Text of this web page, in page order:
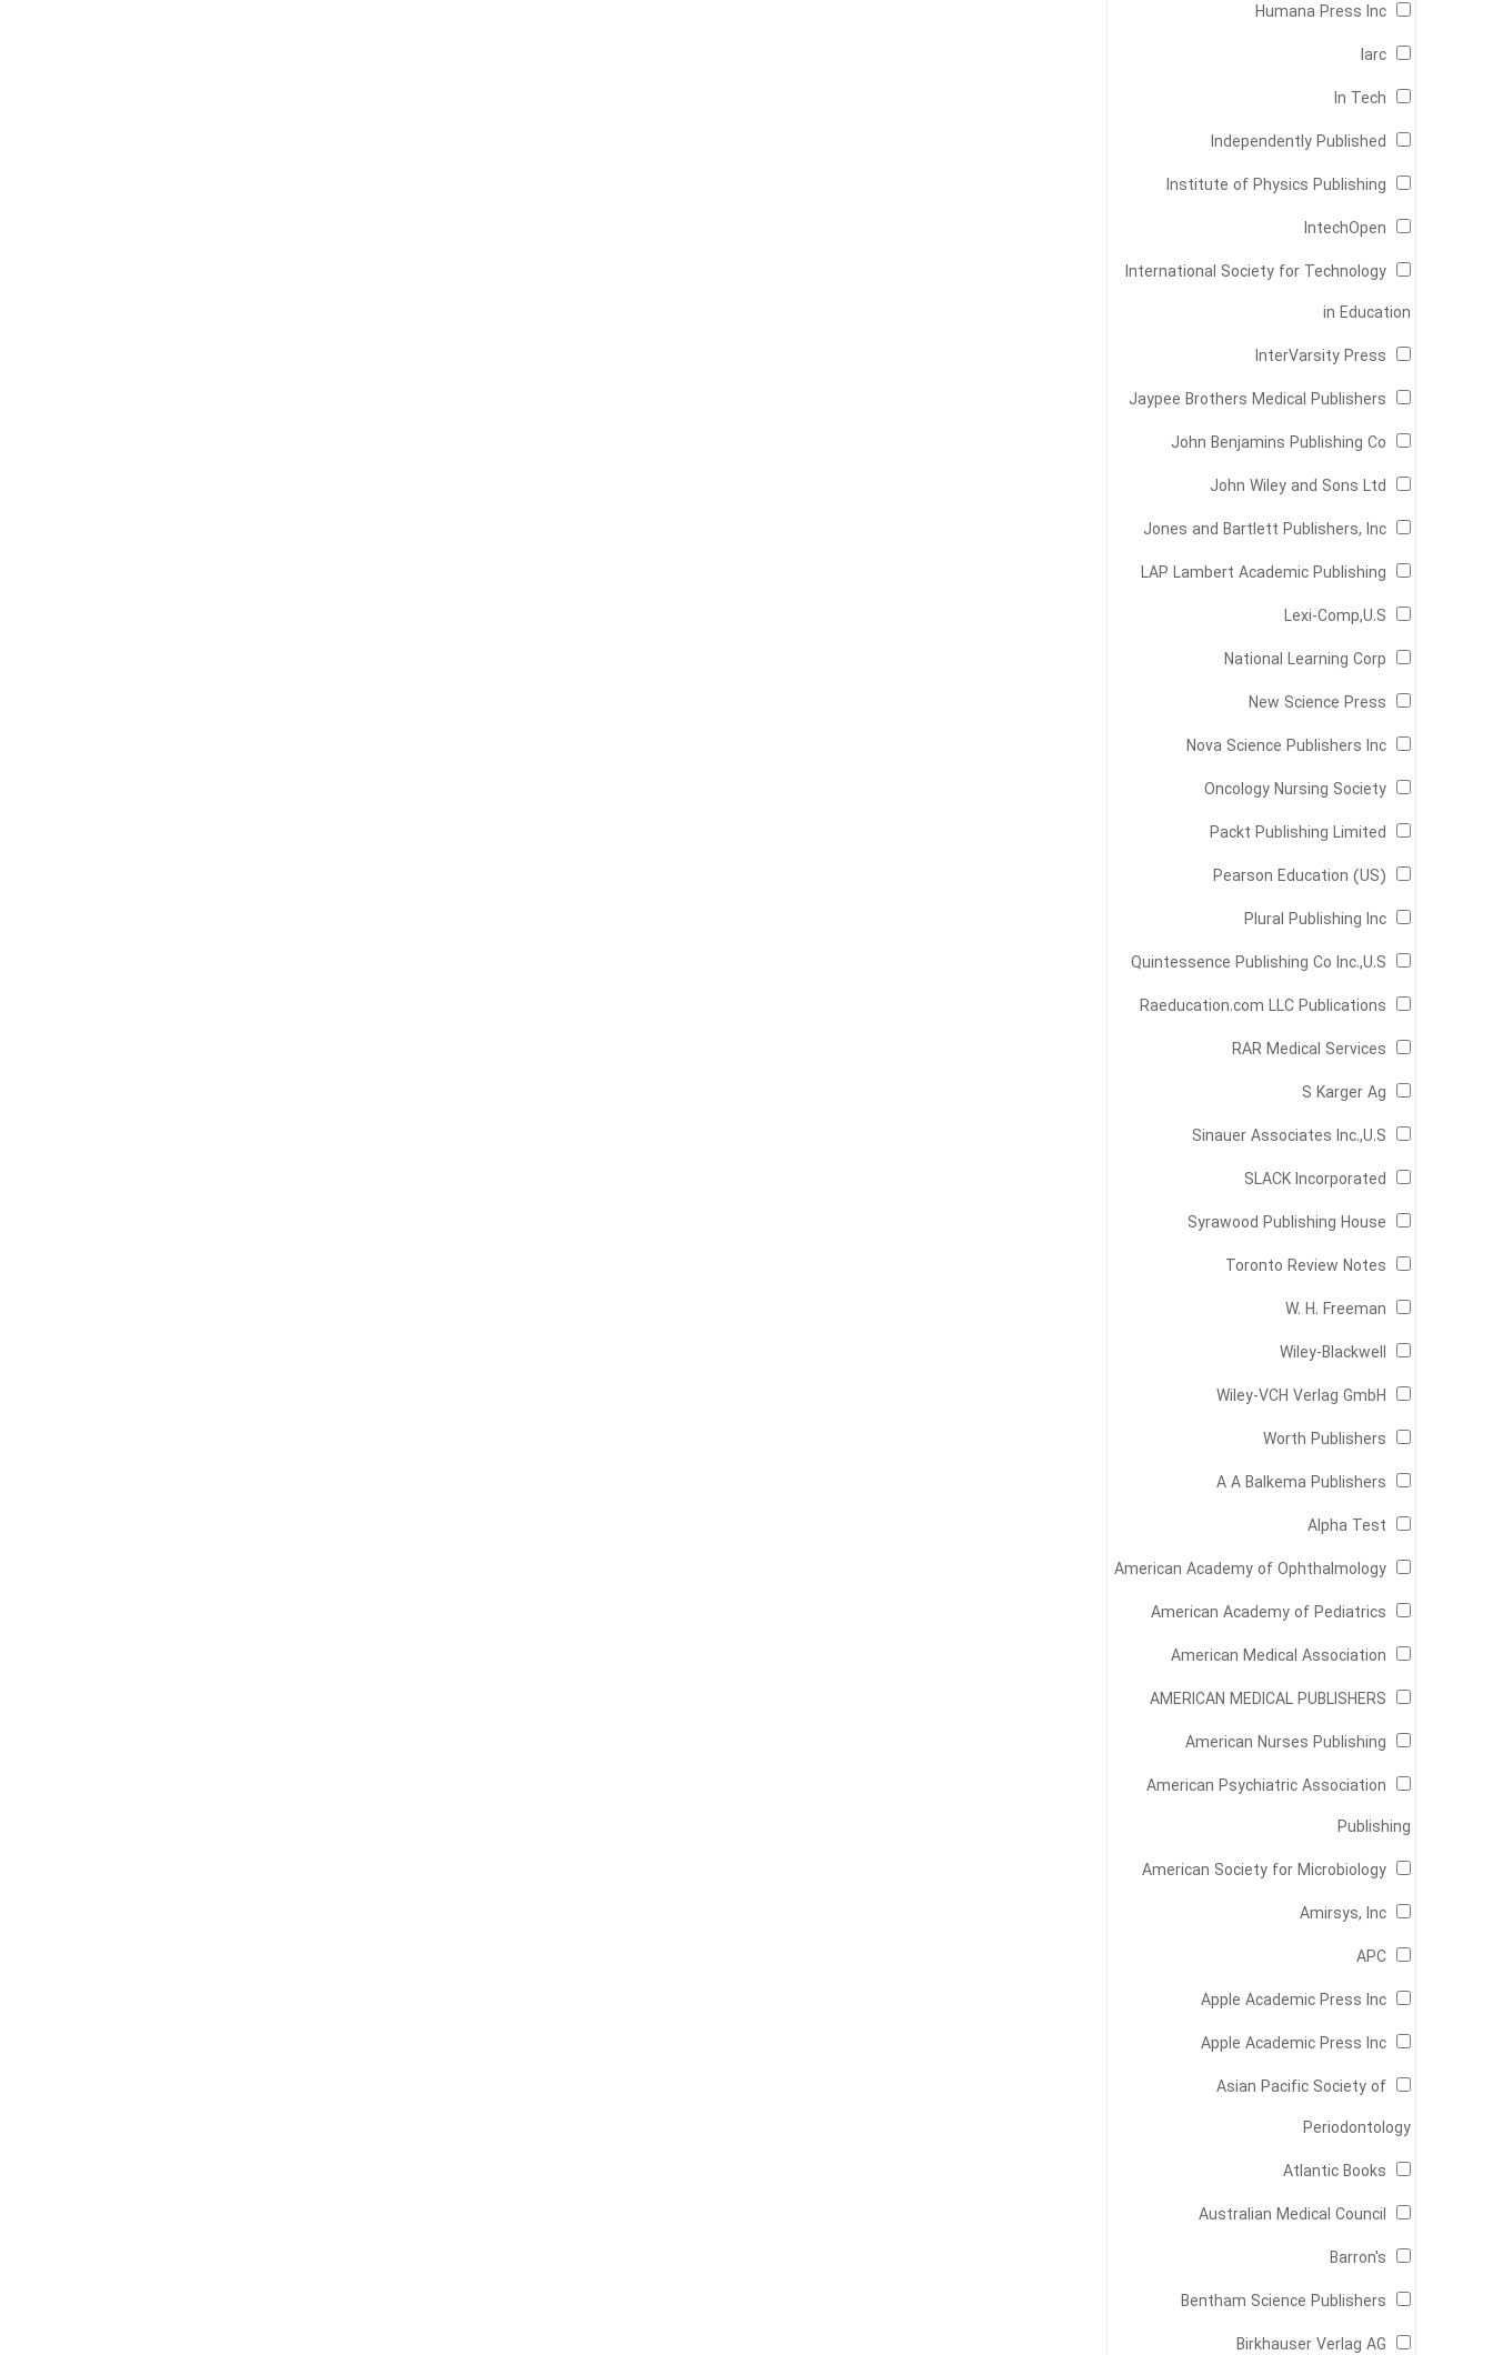
Humana Press Inc
Iarc
In Tech
Independently Published
Institute of Physics Publishing
IntechOpen
International Society for Technology
in Education
InterVarsity Press
Jaypee Brothers Medical Publishers
John Benjamins Publishing Co
John Wiley and Sons Ltd
Jones and Bartlett Publishers, Inc
LAP Lambert Academic Publishing
Lexi-Comp,U.S
National Learning Corp
New Science Press
Nova Science Publishers Inc
Oncology Nursing Society
Packt Publishing Limited
Pearson Education (US)
Plural Publishing Inc
Quintessence Publishing Co Inc.,U.S
Raeducation.com LLC Publications
RAR Medical Services
S Karger Ag
Sinauer Associates Inc.,U.S
SLACK Incorporated
Syrawood Publishing House
Toronto Review Notes
W. H. Freeman
Wiley-Blackwell
Wiley-VCH Verlag GmbH
Worth Publishers
A A Balkema Publishers
Alpha Test
American Academy of Ophthalmology
American Academy of Pediatrics
American Medical Association
AMERICAN MEDICAL PUBLISHERS
American Nurses Publishing
American Psychiatric Association
Publishing
American Society for Microbiology
Amirsys, Inc
APC
Apple Academic Press Inc
Apple Academic Press Inc
Asian Pacific Society of
Periodontology
Atlantic Books
Australian Medical Council
Barron's
Bentham Science Publishers
Birkhauser Verlag AG